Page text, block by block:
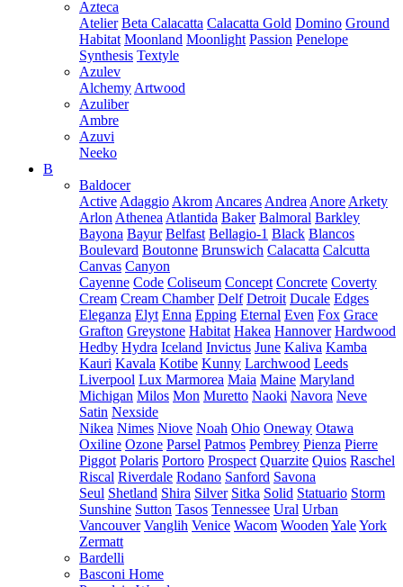
Azteca
Atelier Beta Calacatta Calacatta Gold Domino Ground
Habitat Moonland Moonlight Passion Penelope
Synthesis Textyle
Azulev
Alchemy Artwood
Azuliber
Ambre
Azuvi
Neeko
B
Baldocer
Active Adaggio Akrom Ancares Andrea Anore Arkety
Arlon Athenea Atlantida Baker Balmoral Barkley
Bayona Bayur Belfast Bellagio-1 Black Blancos
Boulevard Boutonne Brunswich Calacatta Calcutta
Canvas Canyon
Cayenne Code Coliseum Concept Concrete Coverty
Cream Cream Chamber Delf Detroit Ducale Edges
Eleganza Elyt Enna Epping Eternal Even Fox Grace
Grafton Greystone Habitat Hakea Hannover Hardwood
Hedby Hydra Iceland Invictus June Kaliva Kamba
Kauri Kavala Kotibe Kunny Larchwood Leeds
Liverpool Lux Marmorea Maia Maine Maryland
Michigan Milos Mon Muretto Naoki Navora Neve
Satin Nexside
Nikea Nimes Niove Noah Ohio Oneway Otawa
Oxiline Ozone Parsel Patmos Pembrey Pienza Pierre
Piggot Polaris Portoro Prospect Quarzite Quios Raschel
Riscal Riverdale Rodano Sanford Savona
Seul Shetland Shira Silver Sitka Solid Statuario Storm
Sunshine Sutton Tasos Tennessee Ural Urban
Vancouver Vanglih Venice Wacom Wooden YaleYork
Zermatt
Bardelli
Basconi Home